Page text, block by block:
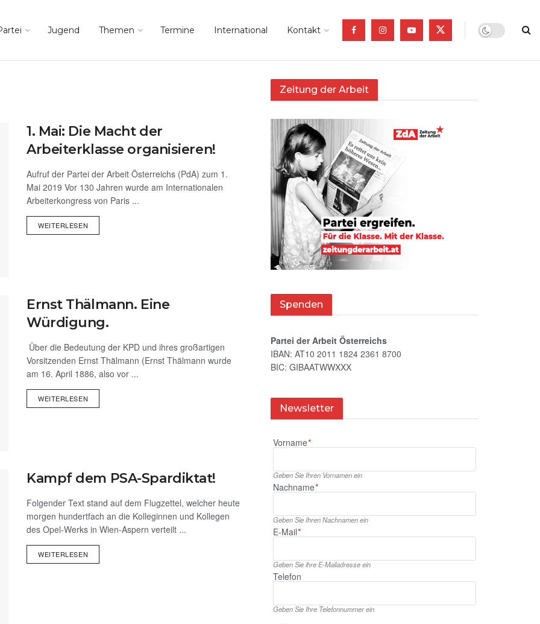
Jugend Themen Termine International Kontakt
1. Mai: Die Macht der
Arbeiterklasse organisieren!
Aufruf der Partei der Arbeit Österreichs (PdA) zum 1.
Mai 2019 Vor 130 Jahren wurde am Internationalen
Arbeiterkongress von Paris ...
WEITERLESEN
Ernst Thälmann. Eine
Würdigung.
Über die Bedeutung der KPD und ihres großartigen
Vorsitzenden Ernst Thälmann (Ernst Thälmann wurde
am 16. April 1886, also vor ...
WEITERLESEN
Kampf dem PSA-Spardiktat!
Folgender Text stand auf dem Flugzettel, welcher heute
morgen hundertfach an die Kolleginnen und Kollegen
des Opel-Werks in Wien-Aspern verteilt ...
WEITERLESEN
Zeitung der Arbeit
Spenden
Partei der Arbeit Österreichs
IBAN: AT10 2011 1824 2361 8700
BIC: GIBAATWWXXX
Newsletter
Vorname*
Geben Sie Ihren Vornamen ein
Nachname*
Geben Sie Ihren Nachnamen ein
E‑Mail*
Geben Sie ihre E‑Mailadresse ein
Telefon
Geben Sie Ihre Telefonnummer ein